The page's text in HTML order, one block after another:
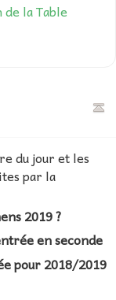
la Table
du jour et les
par la
2019 ?
en seconde
pour 2018/2019